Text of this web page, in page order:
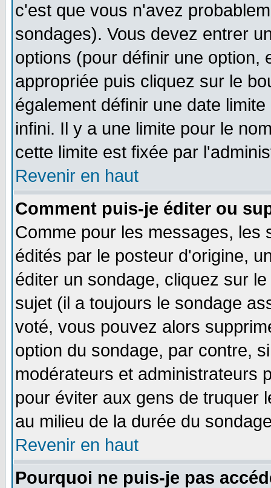
c'est que vous n'avez
sondages). Vous devez entrer
options (pour définir une option,
appropriée puis cliquez sur le
également définir une date
infini. Il y a une limite pour le
cette limite est fixée par
Revenir en haut
Comment puis-je éditer ou
Comme pour les messages, les
édités par le posteur d'origine,
éditer un sondage, cliquez sur
sujet (il a toujours le sondage
voté, vous pouvez alors
option du sondage, par contre,
modérateurs et administrateurs
pour éviter aux gens de truquer
au milieu de la durée du
Revenir en haut
Pourquoi ne puis-je pas